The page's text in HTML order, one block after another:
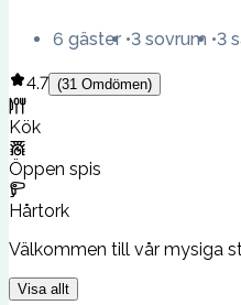
6 gäster 3 sovrum 3
4.7 (31 Omdömen)
Kök
Öppen spis
Hårtork
Välkommen till vår mysiga
Visa allt